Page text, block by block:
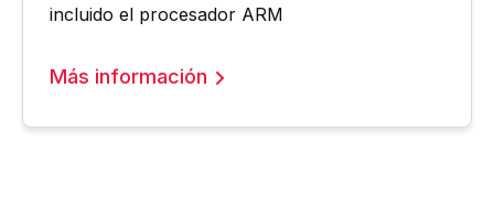
incluido el procesador ARM
Más información